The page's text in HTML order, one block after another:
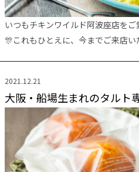
いつもチキンワイルド阿波座店を
🎊これもひとえに、今までご来店
2021.12.21
大阪・船場生まれのタルト